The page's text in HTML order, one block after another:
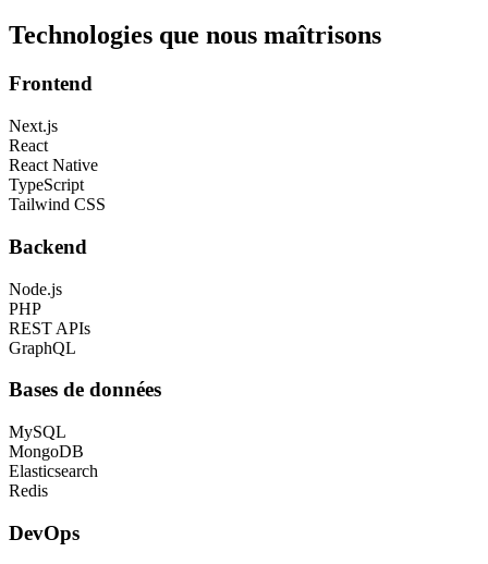
Technologies que nous maîtrisons
Frontend
Next.js
React
React Native
TypeScript
Tailwind CSS
Backend
Node.js
PHP
REST APIs
GraphQL
Bases de données
MySQL
MongoDB
Elasticsearch
Redis
DevOps